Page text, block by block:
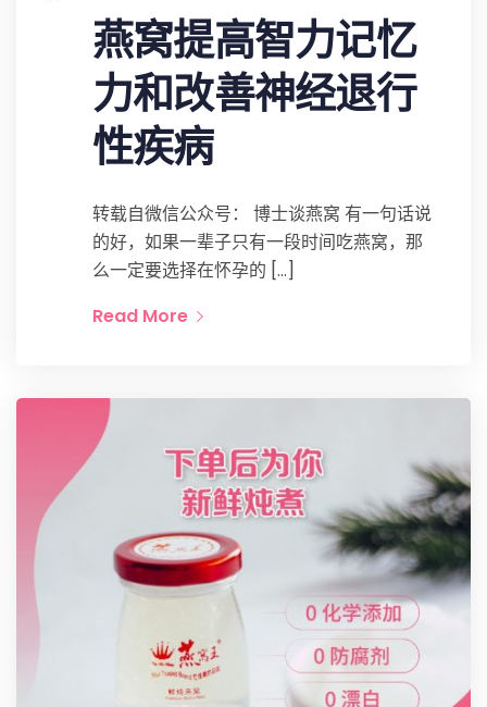
燕窝提高智力记忆
力和改善神经退行
性疾病
转载自微信公众号： 博士谈燕窝 有一句话说
的好，如果一辈子只有一段时间吃燕窝，那
么一定要选择在怀孕的 […]
Read More